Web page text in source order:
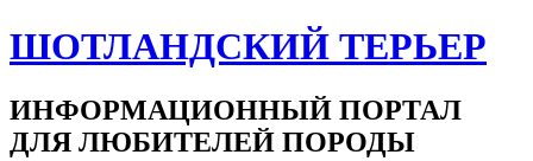
ШОТЛАНДСКИЙ ТЕРЬЕР
ИНФОРМАЦИОННЫЙ ПОРТАЛ
ДЛЯ ЛЮБИТЕЛЕЙ ПОРОДЫ